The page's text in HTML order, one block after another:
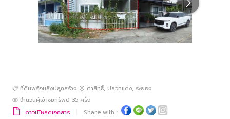
ที่ดินพร้อมสิ่งปลูกสร้าง ตาสิทธิ์, ปลวกแดง, ระยอง
จำนวนผู้เข้าชมทรัพย์ 35 ครั้ง
ดาวน์โหลดเอกสาร
Share with :